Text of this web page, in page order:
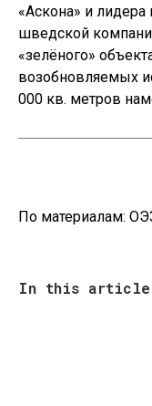
«Аскона» и
шведской
«зелёного»
возобновляемых
000 кв. метров
По материалам:
In this